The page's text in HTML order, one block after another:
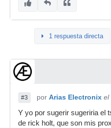
1 respuesta directa
#3 por Arias Electronix el
Y yo por sugerir sugeriria el
de rick holt, que son mis